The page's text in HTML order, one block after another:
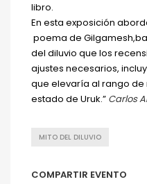
libro.
En esta exposición
poema de
del diluvio que los
ajustes necesarios,
que elevaría al rango de
estado de Uruk.” Carlos
MITO DEL DILUVIO
COMPARTIR EVENTO